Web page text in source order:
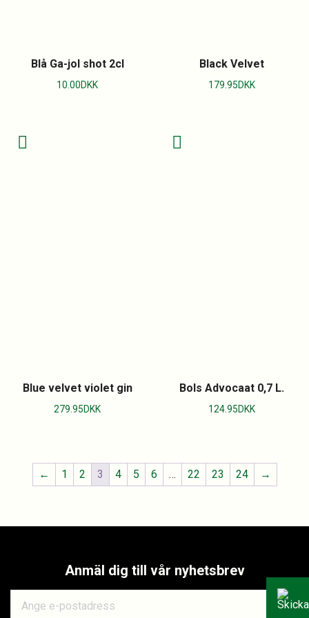
Blå Ga-jol shot 2cl
10.00DKK
Black Velvet
179.95DKK
Blue velvet violet gin
279.95DKK
Bols Advocaat 0,7 L.
124.95DKK
← 1 2 3 4 5 6 … 22 23 24 →
Anmäl dig till vår nyhetsbrev